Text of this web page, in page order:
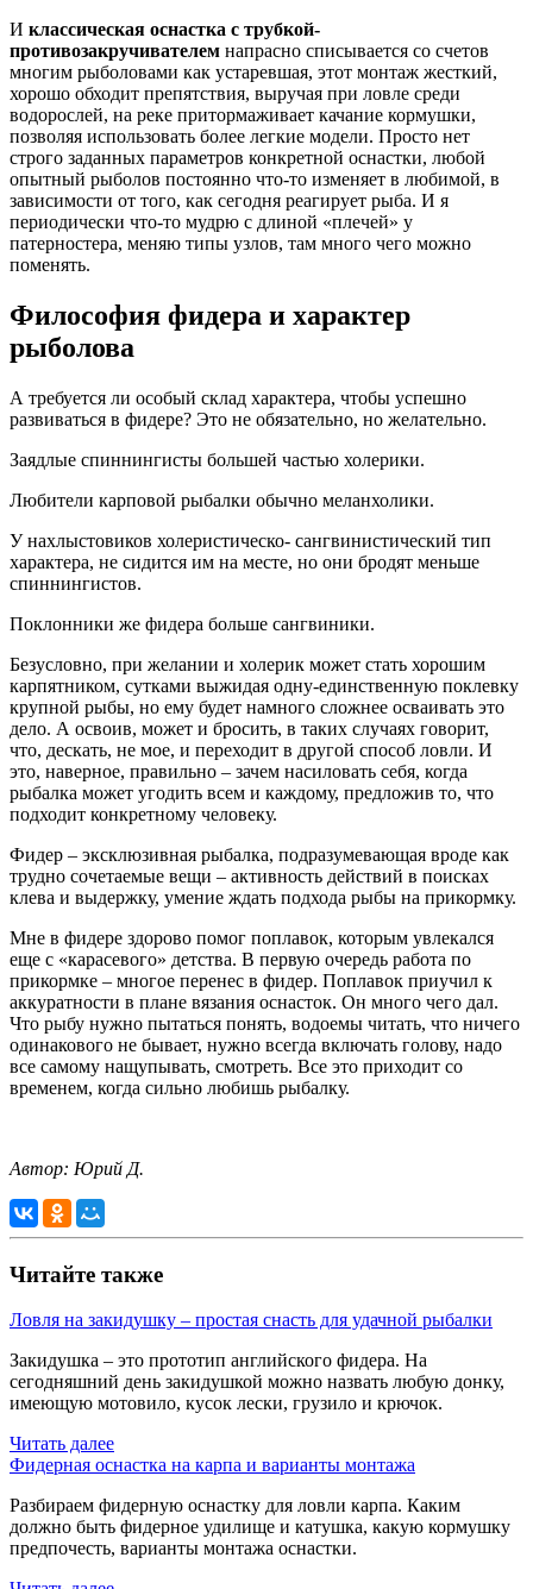
И классическая оснастка с трубкой-
противозакручивателем напрасно списывается со счетов
многим рыболовами как устаревшая, этот монтаж жесткий,
хорошо обходит препятствия, выручая при ловле среди
водорослей, на реке притормаживает качание кормушки,
позволяя использовать более легкие модели. Просто нет
строго заданных параметров конкретной оснастки, любой
опытный рыболов постоянно что-то изменяет в любимой, в
зависимости от того, как сегодня реагирует рыба. И я
периодически что-то мудрю с длиной «плечей» у
патерностера, меняю типы узлов, там много чего можно
поменять.
Философия фидера и характер
рыболова
А требуется ли особый склад характера, чтобы успешно
развиваться в фидере? Это не обязательно, но желательно.
Заядлые спиннингисты большей частью холерики.
Любители карповой рыбалки обычно меланхолики.
У нахлыстовиков холеристическо- сангвинистический тип
характера, не сидится им на месте, но они бродят меньше
спиннингистов.
Поклонники же фидера больше сангвиники.
Безусловно, при желании и холерик может стать хорошим
карпятником, сутками выжидая одну-единственную поклевку
крупной рыбы, но ему будет намного сложнее осваивать это
дело. А освоив, может и бросить, в таких случаях говорит,
что, дескать, не мое, и переходит в другой способ ловли. И
это, наверное, правильно – зачем насиловать себя, когда
рыбалка может угодить всем и каждому, предложив то, что
подходит конкретному человеку.
Фидер – эксклюзивная рыбалка, подразумевающая вроде как
трудно сочетаемые вещи – активность действий в поисках
клева и выдержку, умение ждать подхода рыбы на прикормку.
Мне в фидере здорово помог поплавок, которым увлекался
еще с «карасевого» детства. В первую очередь работа по
прикормке – многое перенес в фидер. Поплавок приучил к
аккуратности в плане вязания оснасток. Он много чего дал.
Что рыбу нужно пытаться понять, водоемы читать, что ничего
одинакового не бывает, нужно всегда включать голову, надо
все самому нащупывать, смотреть. Все это приходит со
временем, когда сильно любишь рыбалку.
Автор: Юрий Д.
Читайте также
Ловля на закидушку – простая снасть для удачной рыбалки
Закидушка – это прототип английского фидера. На
сегодняшний день закидушкой можно назвать любую донку,
имеющую мотовило, кусок лески, грузило и крючок.
Читать далее
Фидерная оснастка на карпа и варианты монтажа
Разбираем фидерную оснастку для ловли карпа. Каким
должно быть фидерное удилище и катушка, какую кормушку
предпочесть, варианты монтажа оснастки.